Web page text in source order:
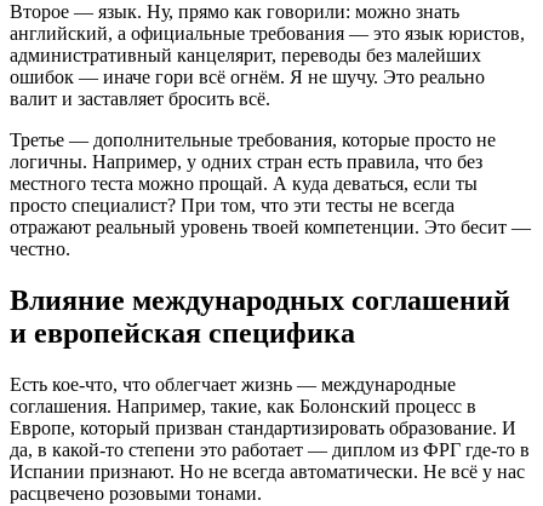
Второе — язык. Ну, прямо как говорили: можно знать
английский, а официальные требования — это язык юристов,
административный канцелярит, переводы без малейших
ошибок — иначе гори всё огнём. Я не шучу. Это реально
валит и заставляет бросить всё.
Третье — дополнительные требования, которые просто не
логичны. Например, у одних стран есть правила, что без
местного теста можно прощай. А куда деваться, если ты
просто специалист? При том, что эти тесты не всегда
отражают реальный уровень твоей компетенции. Это бесит —
честно.
Влияние международных соглашений
и европейская специфика
Есть кое-что, что облегчает жизнь — международные
соглашения. Например, такие, как Болонский процесс в
Европе, который призван стандартизировать образование. И
да, в какой-то степени это работает — диплом из ФРГ где-то в
Испании признают. Но не всегда автоматически. Не всё у нас
расцвечено розовыми тонами.